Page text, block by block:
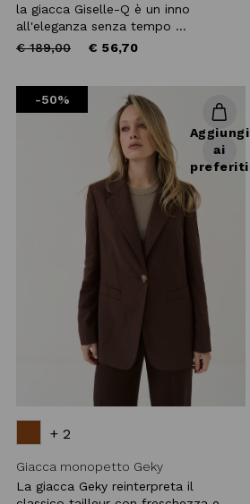
la giacca Giselle-Q è un inno
all'eleganza senza tempo ...
Price
€ 189,00to € 56,70
-50%
Aggiungi
ai
preferiti
+ 2
Giacca monopetto Geky
La giacca Geky reinterpreta il